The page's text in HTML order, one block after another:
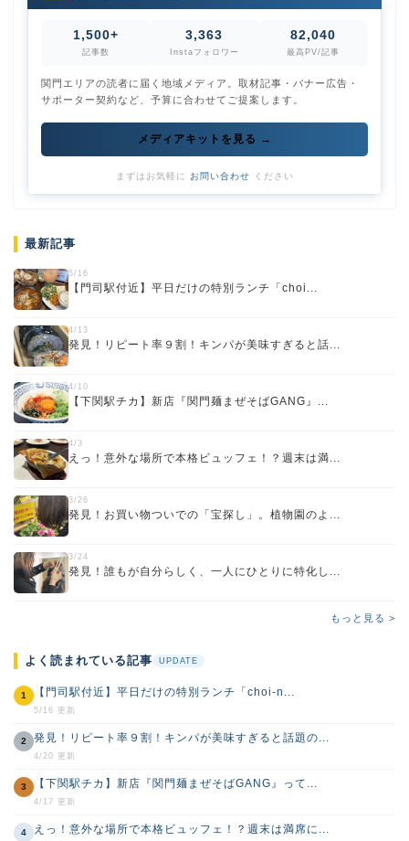
1,500+
記事数
3,363
Instaフォロワー
82,040
最高PV/記事
関門エリアの読者に届く地域メディア。取材記事・バナー広告・
サポーター契約など、予算に合わせてご提案します。
メディアキットを見る →
まずはお気軽に お問い合わせ ください
最新記事
5/16
【門司駅付近】平日だけの特別ランチ「choi...
4/13
発見！リピート率９割！キンパが美味すぎると話...
4/10
【下関駅チカ】新店『関門麺まぜそばGANG』...
4/3
えっ！意外な場所で本格ビュッフェ！？週末は満...
3/26
発見！お買い物ついでの「宝探し」。植物園のよ...
3/24
発見！誰もが自分らしく、一人にひとりに特化し...
もっと見る >
よく読まれている記事 UPDATE
1 【門司駅付近】平日だけの特別ランチ「choi-n...
5/16 更新
2 発見！リピート率９割！キンパが美味すぎると話題の...
4/20 更新
3 【下関駅チカ】新店『関門麺まぜそばGANG』って...
4/17 更新
4 えっ！意外な場所で本格ビュッフェ！？週末は満席に...